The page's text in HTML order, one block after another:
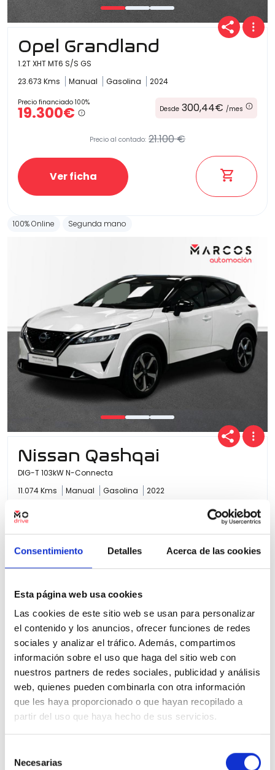
Consentimiento Detalles Acerca de las cookies
Esta página web usa cookies
Las cookies de este sitio web se usan para personalizar
el contenido y los anuncios, ofrecer funciones de redes
sociales y analizar el tráfico. Además, compartimos
información sobre el uso que haga del sitio web con
nuestros partners de redes sociales, publicidad y análisis
web, quienes pueden combinarla con otra información
que les haya proporcionado o que hayan recopilado a
partir del uso que haya hecho de sus servicios.
Necesarias
Opel Grandland
1.2T XHT MT6 S/S GS
23.673 Kms
Manual Gasolina 2024
Precio financiado 100%
19.300€ Desde 300,44€ /mes
Precio al contado: 21.100 €
Ver ficha
100% Online Segunda mano
Nissan Qashqai
DIG-T 103kW N-Connecta
11.074 Kms
Manual Gasolina 2022
Precio financiado 100%
23.950€ 372,83€/mes
Precio al contado: 25.950 €
100% Online Segunda mano